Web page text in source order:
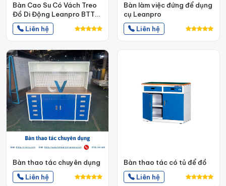
Bàn Cao Su Có Vách Treo
Đồ Di Động Leanpro BTT-
LP25
Liên hệ
Bàn làm việc đứng để dụng
cụ Leanpro
Liên hệ
Bàn thao tác chuyên dụng
Liên hệ
Bàn thao tác có tủ để đồ
Liên hệ